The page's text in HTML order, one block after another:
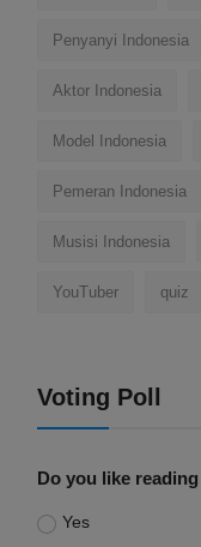
Penyanyi Indonesia
Aktor Indonesia
Model Indonesia
Pemeran Indonesia
Musisi Indonesia
YouTuber quiz
Voting Poll
Do you like
Yes